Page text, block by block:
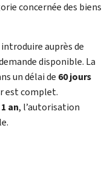
concernée des biens
auprès de
disponible. La
un délai de 60 jours
est complet.
1 an, l’autorisation